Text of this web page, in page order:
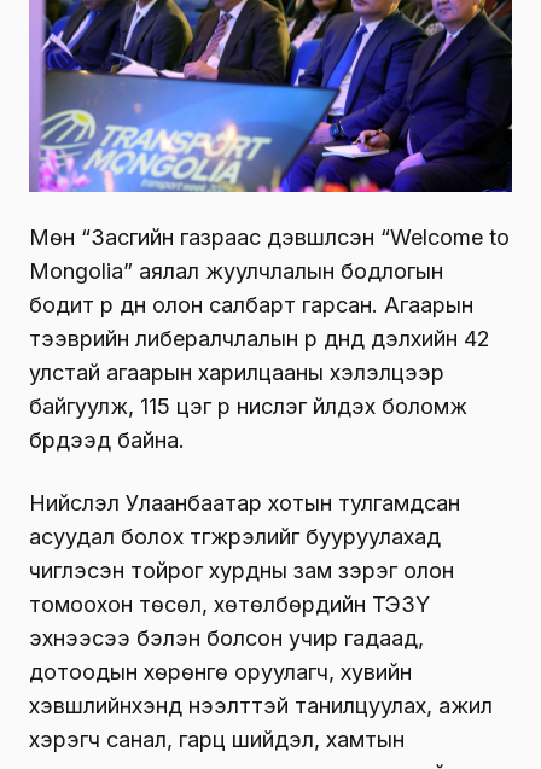
Мөн “Засгийн газраас дэвшүүлсэн “Welcome to
Mongolia” аялал жуулчлалын бодлогын
бодит үр дүн олон салбарт гарсан. Агаарын
тээврийн либералчлалын үр дүнд дэлхийн 42
улстай агаарын харилцааны хэлэлцээр
байгуулж, 115 цэг рүү нислэг үйлдэх боломж
бүрдээд байна.
Нийслэл Улаанбаатар хотын тулгамдсан
асуудал болох түгжрэлийг бууруулахад
чиглэсэн тойрог хурдны зам зэрэг олон
томоохон төсөл, хөтөлбөрүүдийн ТЭЗҮ
эхнээсээ бэлэн болсон учир гадаад,
дотоодын хөрөнгө оруулагч, хувийн
хэвшлийнхэнд нээлттэй танилцуулах, ажил
хэрэгч санал, гарц шийдэл, хамтын